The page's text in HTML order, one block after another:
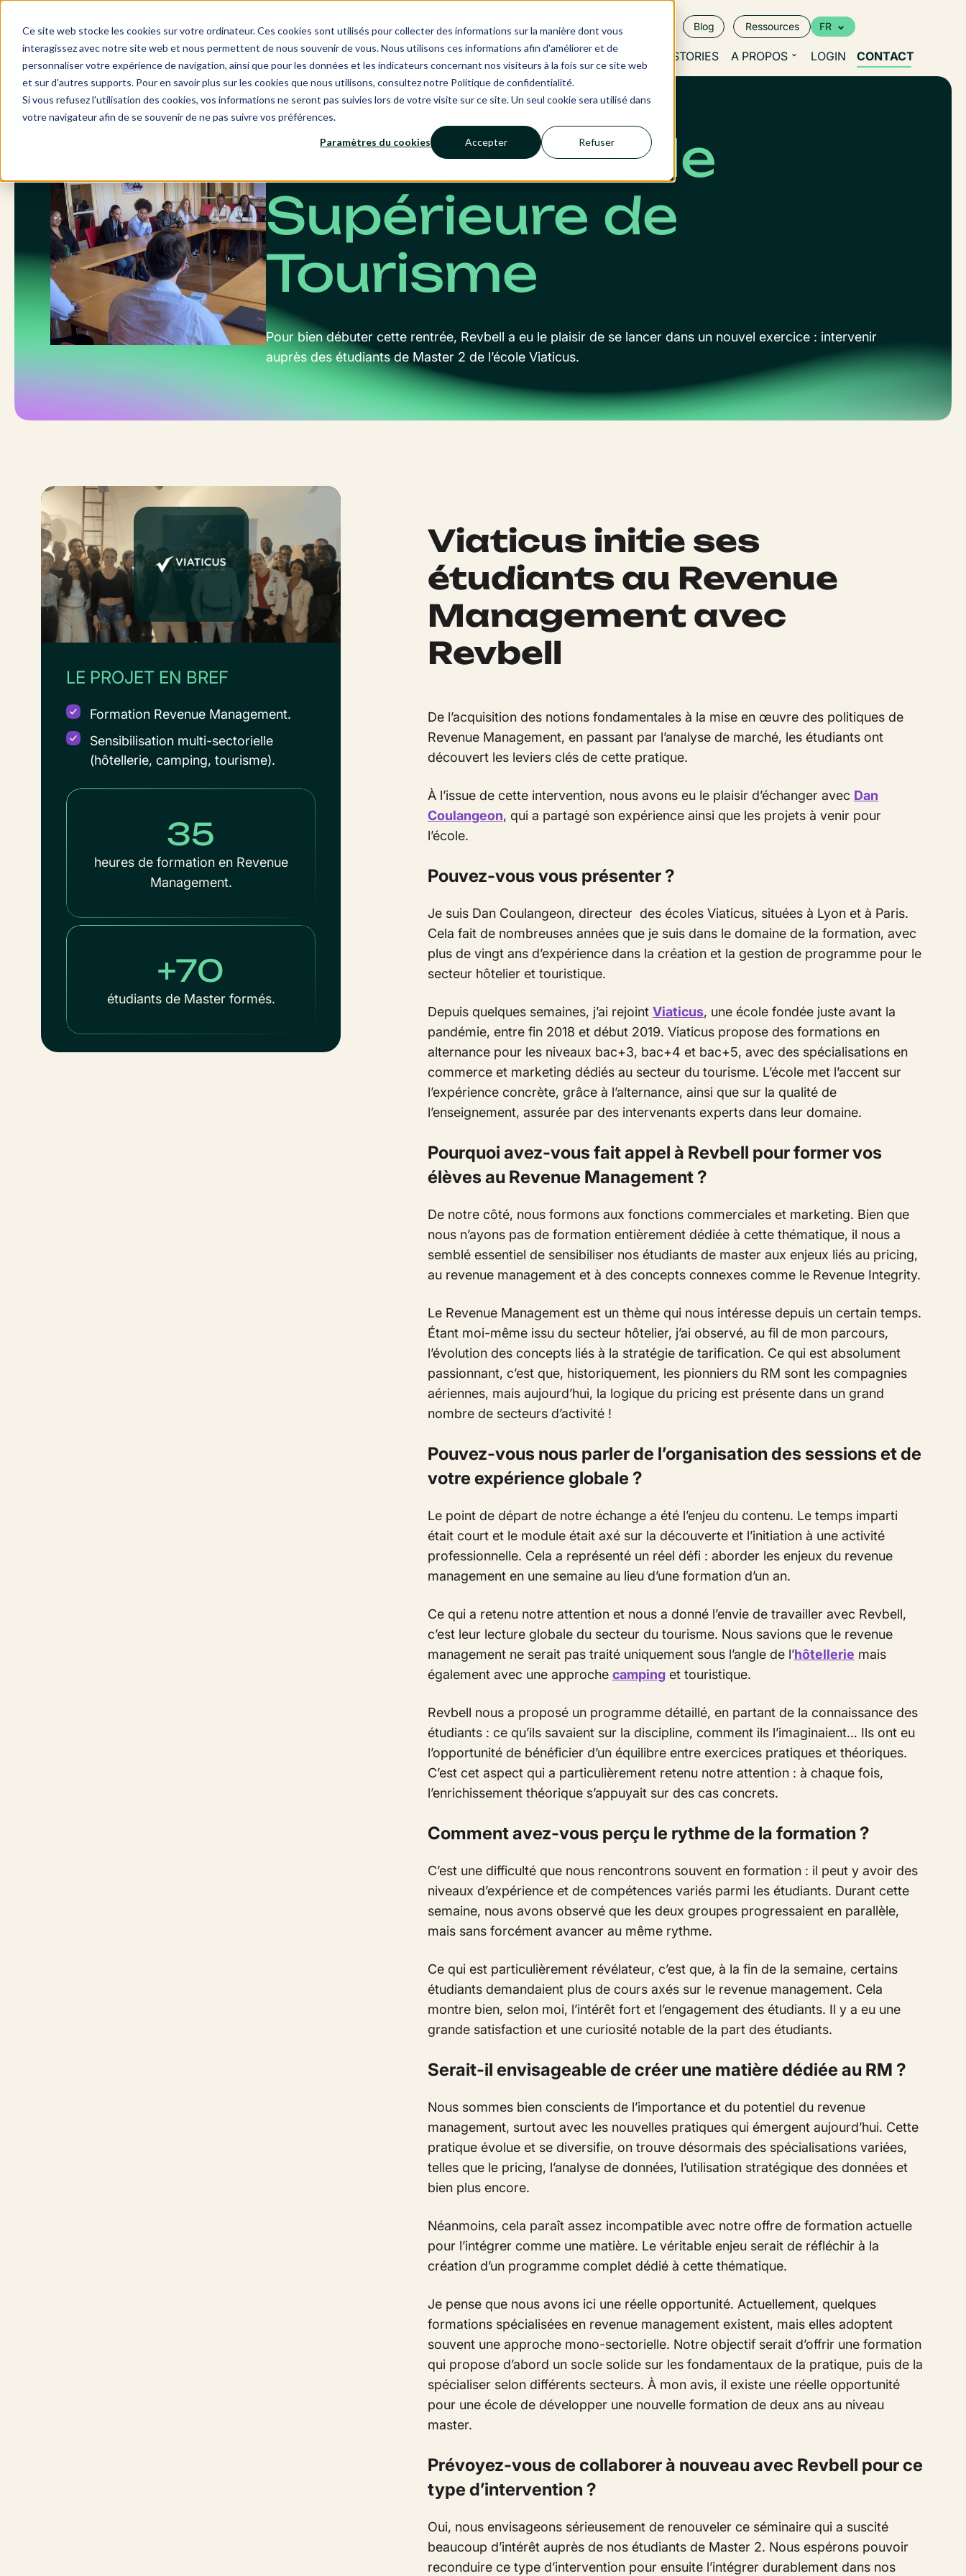
Ce site web stocke les cookies sur votre ordinateur. Ces cookies sont utilisés pour collecter des informations sur la manière dont vous
interagissez avec notre site web et nous permettent de nous souvenir de vous. Nous utilisons ces informations afin d'améliorer et de
personnaliser votre expérience de navigation, ainsi que pour les données et les indicateurs concernant nos visiteurs à la fois sur ce site web
et sur d'autres supports. Pour en savoir plus sur les cookies que nous utilisons, consultez notre Politique de confidentialité.
Si vous refusez l'utilisation des cookies, vos informations ne seront pas suivies lors de votre visite sur ce site. Un seul cookie sera utilisé dans
votre navigateur afin de se souvenir de ne pas suivre vos préférences.
Paramètres du cookies Accepter Refuser
Aller
contenu
Revenue Makers Day Ecosystème Blog Ressources FR
RMS IA NANCIE SERVICES SECTEURS STORIES A PROPOS LOGIN CONTACT
Viaticus · Ecole
Supérieure de
Tourisme
Pour bien débuter cette rentrée, Revbell a eu le plaisir de se lancer dans un nouvel exercice : intervenir
auprès des étudiants de Master 2 de l’école Viaticus.
LE PROJET EN BREF
Formation Revenue Management.
Sensibilisation multi-sectorielle
(hôtellerie, camping, tourisme).
35
heures de formation en Revenue
Management.
+70
étudiants de Master formés.
Viaticus initie ses
étudiants au Revenue
Management avec
Revbell
De l’acquisition des notions fondamentales à la mise en œuvre des politiques de
Revenue Management, en passant par l’analyse de marché, les étudiants ont
découvert les leviers clés de cette pratique.
À l’issue de cette intervention, nous avons eu le plaisir d’échanger avec Dan
Coulangeon, qui a partagé son expérience ainsi que les projets à venir pour
l’école.
Pouvez-vous vous présenter ?
Je suis Dan Coulangeon, directeur des écoles Viaticus, situées à Lyon et à Paris.
Cela fait de nombreuses années que je suis dans le domaine de la formation, avec
plus de vingt ans d’expérience dans la création et la gestion de programme pour le
secteur hôtelier et touristique.
Depuis quelques semaines, j’ai rejoint Viaticus, une école fondée juste avant la
pandémie, entre fin 2018 et début 2019. Viaticus propose des formations en
alternance pour les niveaux bac+3, bac+4 et bac+5, avec des spécialisations en
commerce et marketing dédiés au secteur du tourisme. L’école met l’accent sur
l’expérience concrète, grâce à l’alternance, ainsi que sur la qualité de
l’enseignement, assurée par des intervenants experts dans leur domaine.
Pourquoi avez-vous fait appel à Revbell pour former vos
élèves au Revenue Management ?
De notre côté, nous formons aux fonctions commerciales et marketing. Bien que
nous n’ayons pas de formation entièrement dédiée à cette thématique, il nous a
semblé essentiel de sensibiliser nos étudiants de master aux enjeux liés au pricing,
au revenue management et à des concepts connexes comme le Revenue Integrity.
Le Revenue Management est un thème qui nous intéresse depuis un certain temps.
Étant moi-même issu du secteur hôtelier, j’ai observé, au fil de mon parcours,
l’évolution des concepts liés à la stratégie de tarification. Ce qui est absolument
passionnant, c’est que, historiquement, les pionniers du RM sont les compagnies
aériennes, mais aujourd’hui, la logique du pricing est présente dans un grand
nombre de secteurs d’activité !
Pouvez-vous nous parler de l’organisation des sessions et de
votre expérience globale ?
Le point de départ de notre échange a été l’enjeu du contenu. Le temps imparti
était court et le module était axé sur la découverte et l’initiation à une activité
professionnelle. Cela a représenté un réel défi : aborder les enjeux du revenue
management en une semaine au lieu d’une formation d’un an.
Ce qui a retenu notre attention et nous a donné l’envie de travailler avec Revbell,
c’est leur lecture globale du secteur du tourisme. Nous savions que le revenue
management ne serait pas traité uniquement sous l’angle de l’hôtellerie mais
également avec une approche camping et touristique.
Revbell nous a proposé un programme détaillé, en partant de la connaissance des
étudiants : ce qu’ils savaient sur la discipline, comment ils l’imaginaient… Ils ont eu
l’opportunité de bénéficier d’un équilibre entre exercices pratiques et théoriques.
C’est cet aspect qui a particulièrement retenu notre attention : à chaque fois,
l’enrichissement théorique s’appuyait sur des cas concrets.
Comment avez-vous perçu le rythme de la formation ?
C’est une difficulté que nous rencontrons souvent en formation : il peut y avoir des
niveaux d’expérience et de compétences variés parmi les étudiants. Durant cette
semaine, nous avons observé que les deux groupes progressaient en parallèle,
mais sans forcément avancer au même rythme.
Ce qui est particulièrement révélateur, c’est que, à la fin de la semaine, certains
étudiants demandaient plus de cours axés sur le revenue management. Cela
montre bien, selon moi, l’intérêt fort et l’engagement des étudiants. Il y a eu une
grande satisfaction et une curiosité notable de la part des étudiants.
Serait-il envisageable de créer une matière dédiée au RM ?
Nous sommes bien conscients de l’importance et du potentiel du revenue
management, surtout avec les nouvelles pratiques qui émergent aujourd’hui. Cette
pratique évolue et se diversifie, on trouve désormais des spécialisations variées,
telles que le pricing, l’analyse de données, l’utilisation stratégique des données et
bien plus encore.
Néanmoins, cela paraît assez incompatible avec notre offre de formation actuelle
pour l’intégrer comme une matière. Le véritable enjeu serait de réfléchir à la
création d’un programme complet dédié à cette thématique.
Je pense que nous avons ici une réelle opportunité. Actuellement, quelques
formations spécialisées en revenue management existent, mais elles adoptent
souvent une approche mono-sectorielle. Notre objectif serait d’offrir une formation
qui propose d’abord un socle solide sur les fondamentaux de la pratique, puis de la
spécialiser selon différents secteurs. À mon avis, il existe une réelle opportunité
pour une école de développer une nouvelle formation de deux ans au niveau
master.
Prévoyez-vous de collaborer à nouveau avec Revbell pour ce
type d’intervention ?
Oui, nous envisageons sérieusement de renouveler ce séminaire qui a suscité
beaucoup d’intérêt auprès de nos étudiants de Master 2. Nous espérons pouvoir
reconduire ce type d’intervention pour ensuite l’intégrer durablement dans nos